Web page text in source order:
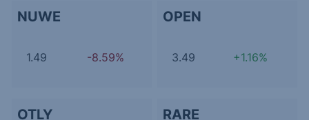
NUWE
1.49 -8.59%
OPEN
3.49 +1.16%
OTLY RARE